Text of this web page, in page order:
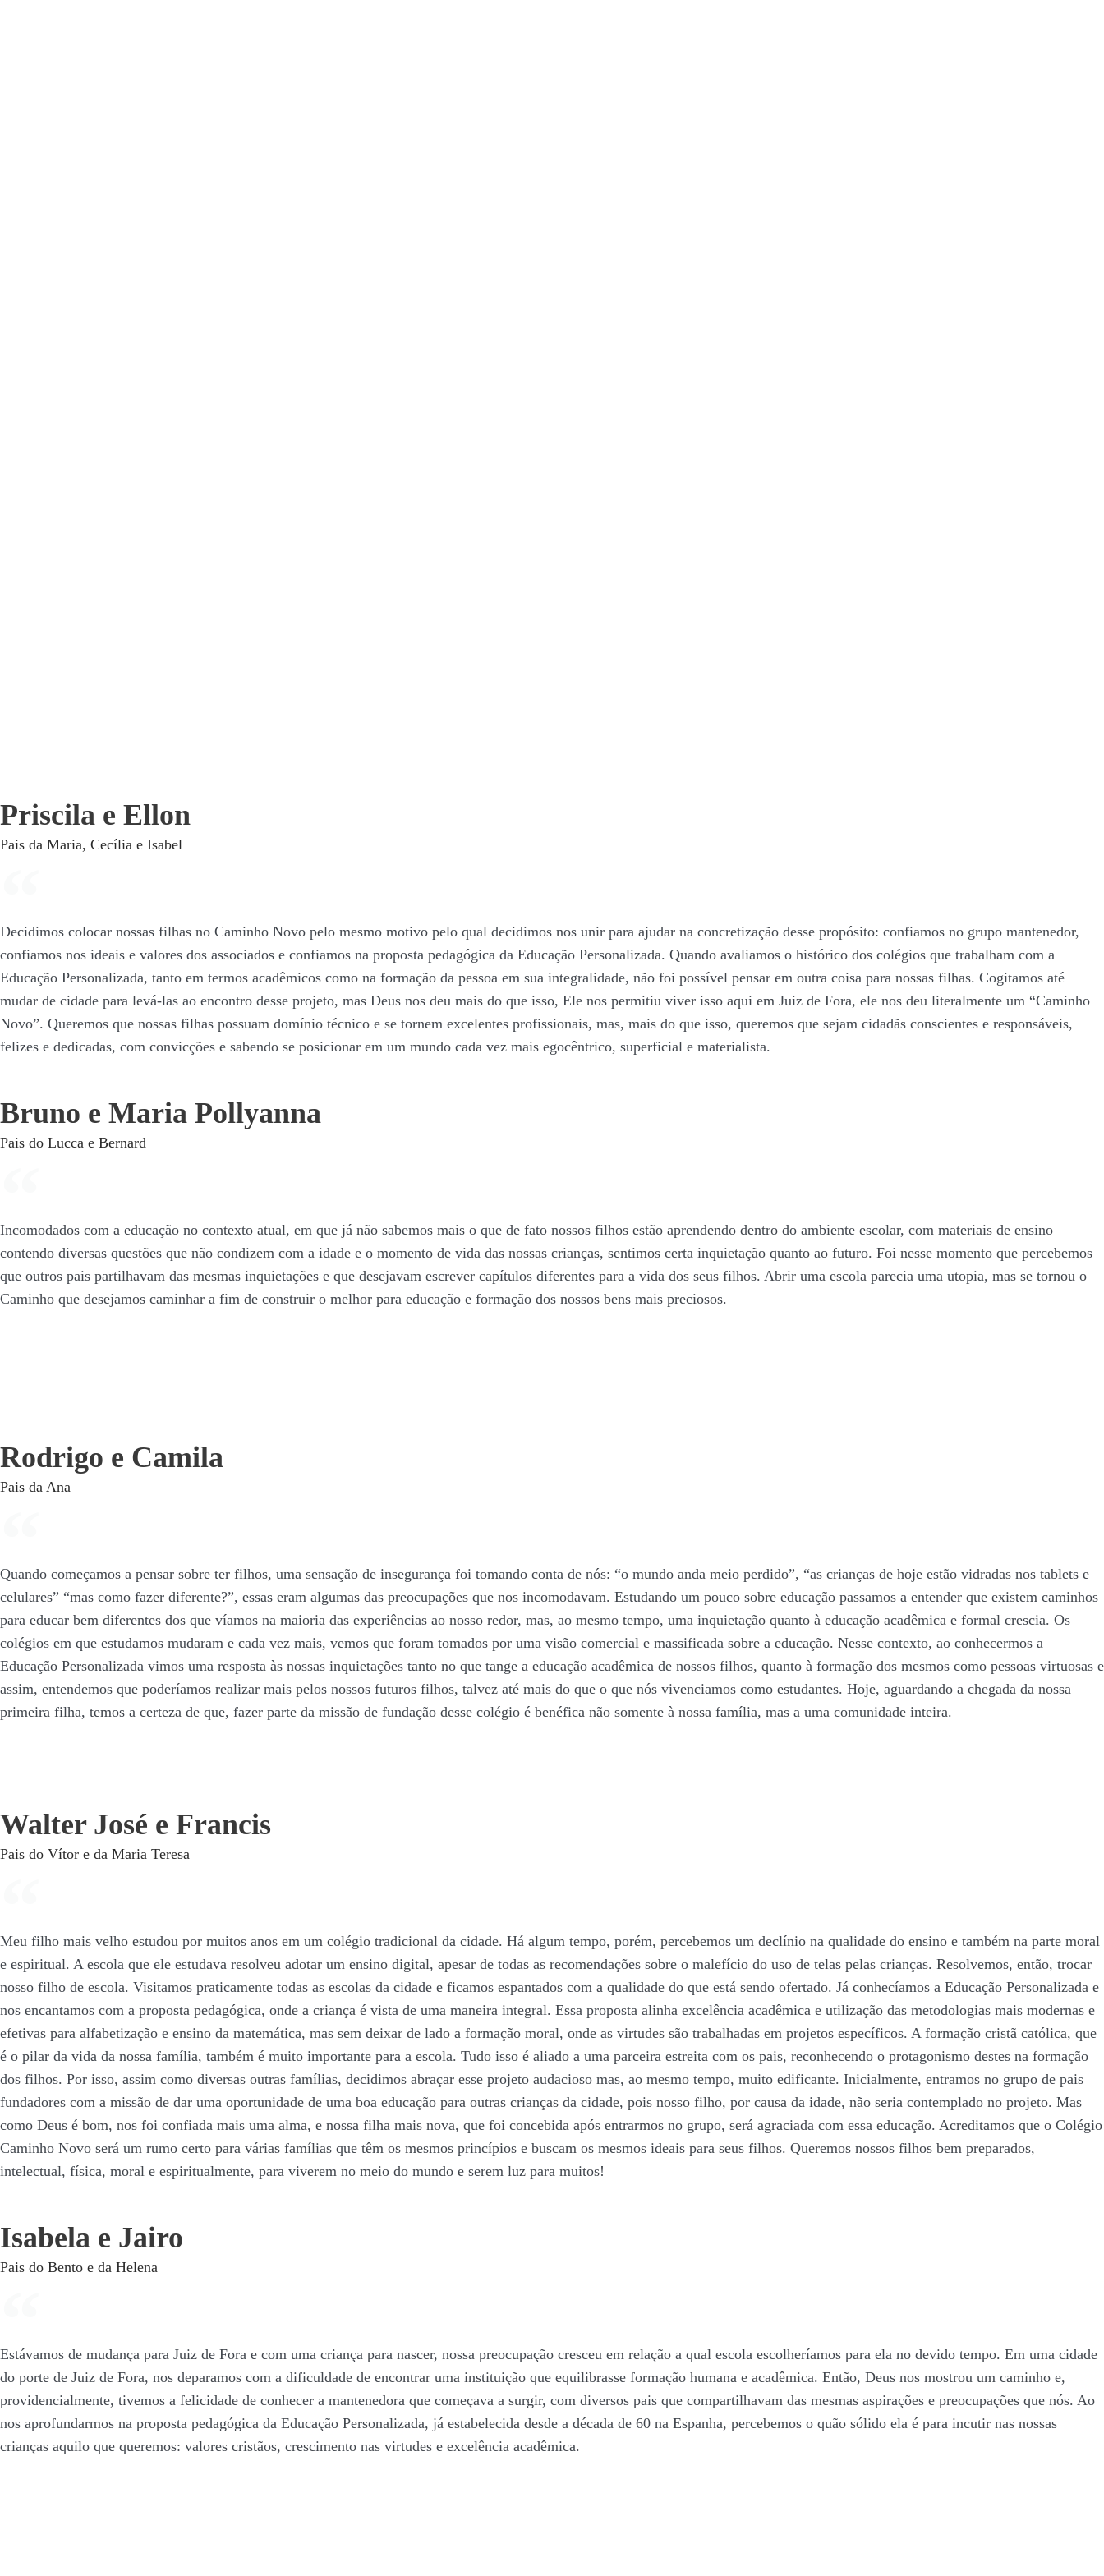
Priscila e Ellon
Pais da Maria, Cecília e Isabel
Decidimos colocar nossas filhas no Caminho Novo pelo mesmo motivo pelo qual decidimos nos unir para ajudar na concretização desse propósito: confiamos no grupo mantenedor,
confiamos nos ideais e valores dos associados e confiamos na proposta pedagógica da Educação Personalizada. Quando avaliamos o histórico dos colégios que trabalham com a
Educação Personalizada, tanto em termos acadêmicos como na formação da pessoa em sua integralidade, não foi possível pensar em outra coisa para nossas filhas. Cogitamos até
mudar de cidade para levá-las ao encontro desse projeto, mas Deus nos deu mais do que isso, Ele nos permitiu viver isso aqui em Juiz de Fora, ele nos deu literalmente um “Caminho
Novo”. Queremos que nossas filhas possuam domínio técnico e se tornem excelentes profissionais, mas, mais do que isso, queremos que sejam cidadãs conscientes e responsáveis,
felizes e dedicadas, com convicções e sabendo se posicionar em um mundo cada vez mais egocêntrico, superficial e materialista.
Bruno e Maria Pollyanna
Pais do Lucca e Bernard
Incomodados com a educação no contexto atual, em que já não sabemos mais o que de fato nossos filhos estão aprendendo dentro do ambiente escolar, com materiais de ensino
contendo diversas questões que não condizem com a idade e o momento de vida das nossas crianças, sentimos certa inquietação quanto ao futuro. Foi nesse momento que percebemos
que outros pais partilhavam das mesmas inquietações e que desejavam escrever capítulos diferentes para a vida dos seus filhos. Abrir uma escola parecia uma utopia, mas se tornou o
Caminho que desejamos caminhar a fim de construir o melhor para educação e formação dos nossos bens mais preciosos.
Rodrigo e Camila
Pais da Ana
Quando começamos a pensar sobre ter filhos, uma sensação de insegurança foi tomando conta de nós: “o mundo anda meio perdido”, “as crianças de hoje estão vidradas nos tablets e
celulares” “mas como fazer diferente?”, essas eram algumas das preocupações que nos incomodavam. Estudando um pouco sobre educação passamos a entender que existem caminhos
para educar bem diferentes dos que víamos na maioria das experiências ao nosso redor, mas, ao mesmo tempo, uma inquietação quanto à educação acadêmica e formal crescia. Os
colégios em que estudamos mudaram e cada vez mais, vemos que foram tomados por uma visão comercial e massificada sobre a educação. Nesse contexto, ao conhecermos a
Educação Personalizada vimos uma resposta às nossas inquietações tanto no que tange a educação acadêmica de nossos filhos, quanto à formação dos mesmos como pessoas virtuosas e
assim, entendemos que poderíamos realizar mais pelos nossos futuros filhos, talvez até mais do que o que nós vivenciamos como estudantes. Hoje, aguardando a chegada da nossa
primeira filha, temos a certeza de que, fazer parte da missão de fundação desse colégio é benéfica não somente à nossa família, mas a uma comunidade inteira.
Walter José e Francis
Pais do Vítor e da Maria Teresa
Meu filho mais velho estudou por muitos anos em um colégio tradicional da cidade. Há algum tempo, porém, percebemos um declínio na qualidade do ensino e também na parte moral
e espiritual. A escola que ele estudava resolveu adotar um ensino digital, apesar de todas as recomendações sobre o malefício do uso de telas pelas crianças. Resolvemos, então, trocar
nosso filho de escola. Visitamos praticamente todas as escolas da cidade e ficamos espantados com a qualidade do que está sendo ofertado. Já conhecíamos a Educação Personalizada e
nos encantamos com a proposta pedagógica, onde a criança é vista de uma maneira integral. Essa proposta alinha excelência acadêmica e utilização das metodologias mais modernas e
efetivas para alfabetização e ensino da matemática, mas sem deixar de lado a formação moral, onde as virtudes são trabalhadas em projetos específicos. A formação cristã católica, que
é o pilar da vida da nossa família, também é muito importante para a escola. Tudo isso é aliado a uma parceira estreita com os pais, reconhecendo o protagonismo destes na formação
dos filhos. Por isso, assim como diversas outras famílias, decidimos abraçar esse projeto audacioso mas, ao mesmo tempo, muito edificante. Inicialmente, entramos no grupo de pais
fundadores com a missão de dar uma oportunidade de uma boa educação para outras crianças da cidade, pois nosso filho, por causa da idade, não seria contemplado no projeto. Mas
como Deus é bom, nos foi confiada mais uma alma, e nossa filha mais nova, que foi concebida após entrarmos no grupo, será agraciada com essa educação. Acreditamos que o Colégio
Caminho Novo será um rumo certo para várias famílias que têm os mesmos princípios e buscam os mesmos ideais para seus filhos. Queremos nossos filhos bem preparados,
intelectual, física, moral e espiritualmente, para viverem no meio do mundo e serem luz para muitos!
Isabela e Jairo
Pais do Bento e da Helena
Estávamos de mudança para Juiz de Fora e com uma criança para nascer, nossa preocupação cresceu em relação a qual escola escolheríamos para ela no devido tempo. Em uma cidade
do porte de Juiz de Fora, nos deparamos com a dificuldade de encontrar uma instituição que equilibrasse formação humana e acadêmica. Então, Deus nos mostrou um caminho e,
providencialmente, tivemos a felicidade de conhecer a mantenedora que começava a surgir, com diversos pais que compartilhavam das mesmas aspirações e preocupações que nós. Ao
nos aprofundarmos na proposta pedagógica da Educação Personalizada, já estabelecida desde a década de 60 na Espanha, percebemos o quão sólido ela é para incutir nas nossas
crianças aquilo que queremos: valores cristãos, crescimento nas virtudes e excelência acadêmica.